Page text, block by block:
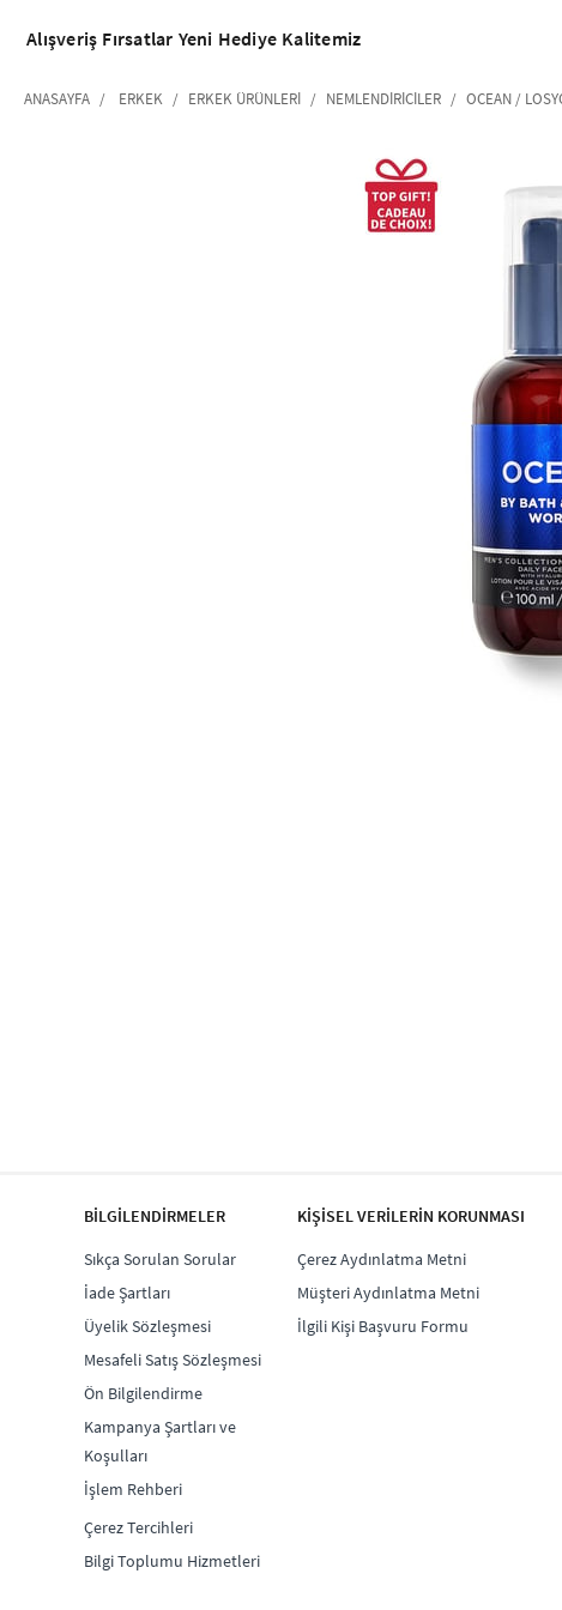
Alışveriş Fırsatlar Yeni Hediye Kalitemiz
ANASAYFA ERKEK ERKEK ÜRÜNLERI NEMLENDIRICILER OCEAN /
BİLGİLENDİRMELER
Sıkça Sorulan Sorular
İade Şartları
Üyelik Sözleşmesi
Mesafeli Satış Sözleşmesi
Ön Bilgilendirme
Kampanya Şartları ve
Koşulları
İşlem Rehberi
Çerez Tercihleri
Bilgi Toplumu Hizmetleri
KİŞİSEL VERİLERİN KORUNMASI
Çerez Aydınlatma Metni
Müşteri Aydınlatma Metni
İlgili Kişi Başvuru Formu